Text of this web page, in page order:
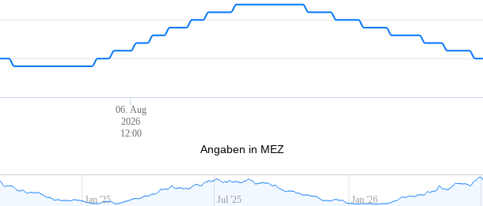
Angaben in MEZ
06. Aug
2026
12:00
Jan '25 Jul '25 Jan '26